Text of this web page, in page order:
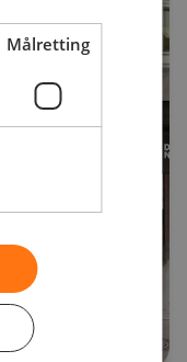
Målretting